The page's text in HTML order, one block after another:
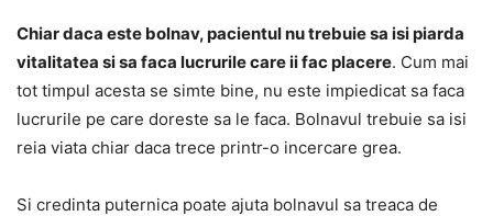
Chiar daca este bolnav, pacientul nu trebuie sa isi piarda
vitalitatea si sa faca lucrurile care ii fac placere. Cum mai
tot timpul acesta se simte bine, nu este impiedicat sa faca
lucrurile pe care doreste sa le faca. Bolnavul trebuie sa isi
reia viata chiar daca trece printr-o incercare grea.
Si credinta puternica poate ajuta bolnavul sa treaca de